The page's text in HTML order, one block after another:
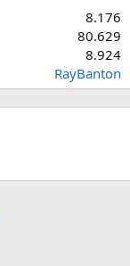
8.176
80.629
8.924
RayBanton